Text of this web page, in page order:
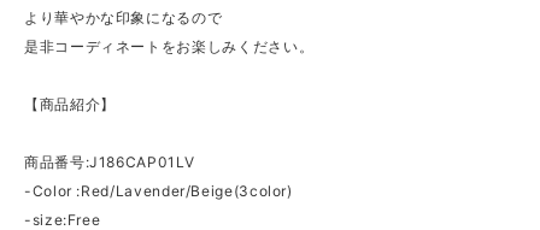
より華やかな印象になるので
是非コーディネートをお楽しみください。
【商品紹介】
商品番号:J186CAP01LV
-Color :Red/Lavender/Beige(3color)
-size:Free